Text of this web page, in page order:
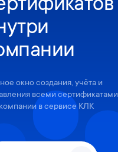
окно создания, учёта и
всеми сертификатами
в сервисе КЛК